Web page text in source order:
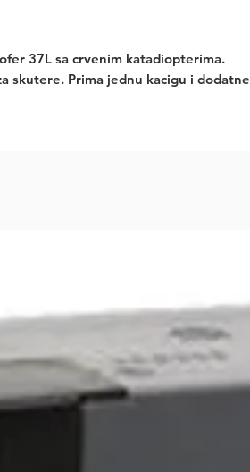
37L sa crvenim katadiopterima.
skutere. Prima jednu kacigu i dodatne